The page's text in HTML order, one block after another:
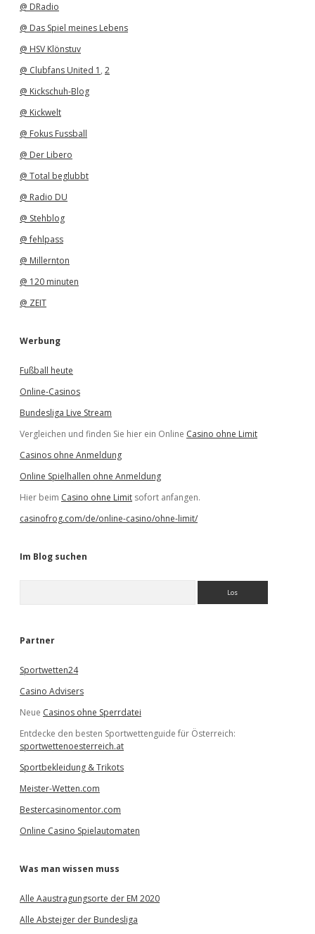
@ DRadio
@ Das Spiel meines Lebens
@ HSV Klönstuv
@ Clubfans United 1 , 2
@ Kickschuh-Blog
@ Kickwelt
@ Fokus Fussball
@ Der Libero
@ Total beglubbt
@ Radio DU
@ Stehblog
@ fehlpass
@ Millernton
@ 120 minuten
@ ZEIT
Werbung
Fußball heute
Online-Casinos
Bundesliga Live Stream
Vergleichen und finden Sie hier ein Online Casino ohne Limit
Casinos ohne Anmeldung
Online Spielhallen ohne Anmeldung
Hier beim Casino ohne Limit sofort anfangen.
casinofrog.com/de/online-casino/ohne-limit/
Im Blog suchen
e
Partner
Sportwetten24
Casino Advisers
Neue Casinos ohne Sperrdatei
Entdecke den besten Sportwettenguide für Österreich:
sportwettenoesterreich.at
Sportbekleidung & Trikots
Meister-Wetten.com
Bestercasinomentor.com
Online Casino Spielautomaten
Was man wissen muss
Alle Aaustragungsorte der EM 2020
Alle Absteiger der Bundesliga